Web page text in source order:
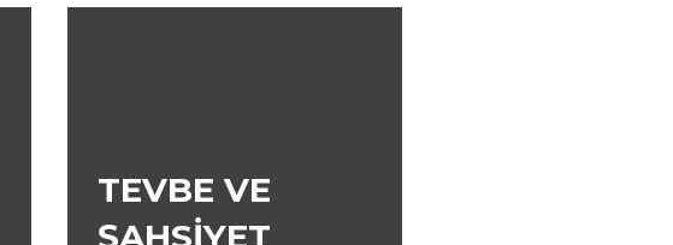
TEVBE VE
ŞAHSİYET